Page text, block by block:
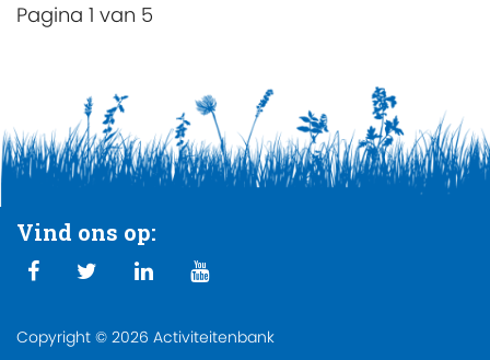
Pagina 1 van 5
Vind ons op:
Copyright © 2026 Activiteitenbank